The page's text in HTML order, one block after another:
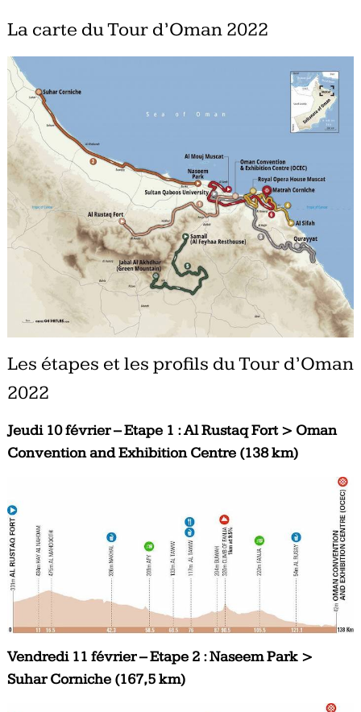
La carte du Tour d’Oman 2022
Les étapes et les profils du Tour d’Oman
2022
Jeudi 10 février – Etape 1 : Al Rustaq Fort > Oman
Convention and Exhibition Centre (138 km)
Vendredi 11 février – Etape 2 : Naseem Park >
Suhar Corniche (167,5 km)